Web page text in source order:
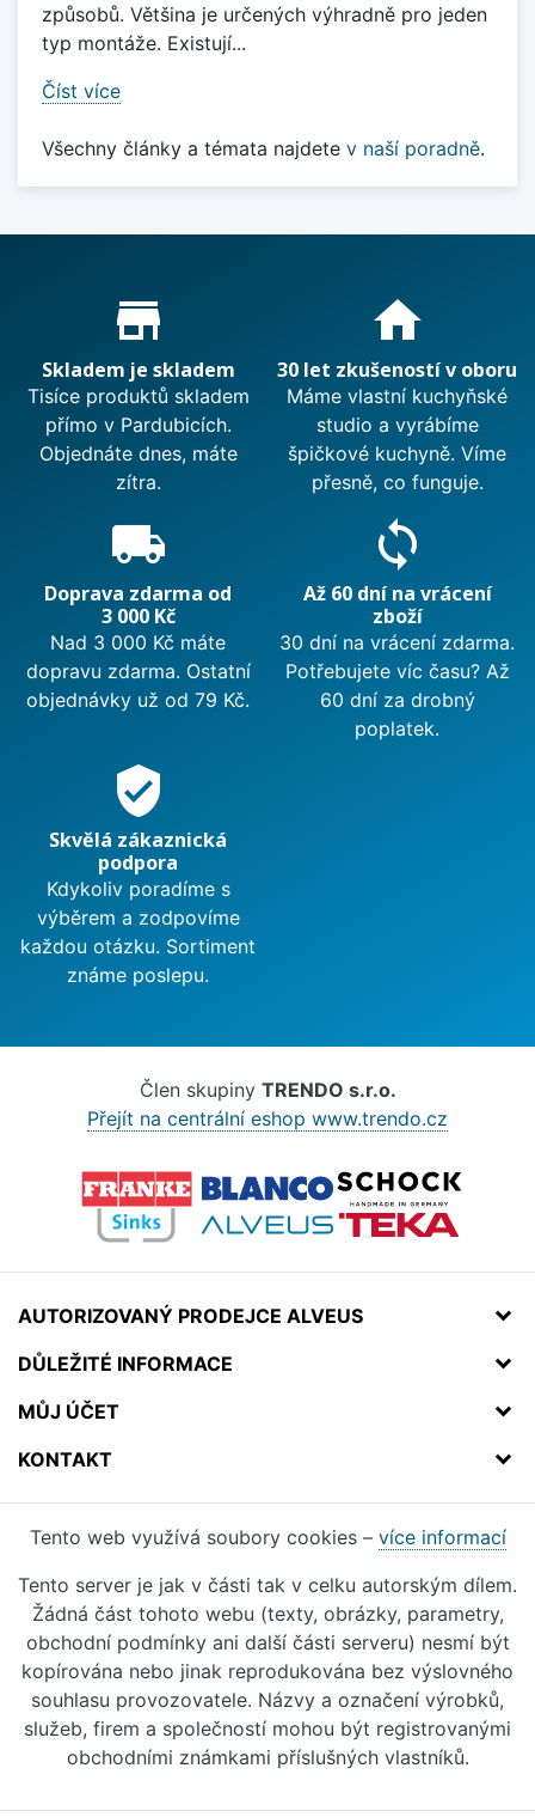
způsobů. Většina je určených výhradně pro jeden
typ montáže. Existují...
Číst více
Všechny články a témata najdete v naší poradně.
Proč nakupovat u nás?
store_mall_directory
Skladem je skladem
Tisíce produktů skladem
přímo v Pardubicích.
Objednáte dnes, máte
zítra.
home
30 let zkušeností v oboru
Máme vlastní kuchyňské
studio a vyrábíme
špičkové kuchyně. Víme
přesně, co funguje.
local_shipping
Doprava zdarma od
3 000 Kč
Nad 3 000 Kč máte
dopravu zdarma. Ostatní
objednávky už od 79 Kč.
sync
Až 60 dní na vrácení
zboží
30 dní na vrácení zdarma.
Potřebujete víc času? Až
60 dní za drobný
poplatek.
verified_user
Skvělá zákaznická
podpora
Kdykoliv poradíme s
výběrem a zodpovíme
každou otázku. Sortiment
známe poslepu.
Člen skupiny TRENDO s.r.o.
Přejít na centrální eshop www.trendo.cz
AUTORIZOVANÝ PRODEJCE ALVEUS
DŮLEŽITÉ INFORMACE
MŮJ ÚČET
KONTAKT
Tento web využívá soubory cookies – více informací
Tento server je jak v části tak v celku autorským dílem.
Žádná část tohoto webu (texty, obrázky, parametry,
obchodní podmínky ani další části serveru) nesmí být
kopírována nebo jinak reprodukována bez výslovného
souhlasu provozovatele. Názvy a označení výrobků,
služeb, firem a společností mohou být registrovanými
obchodními známkami příslušných vlastníků.